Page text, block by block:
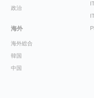
政治
海外
海外総合
韓国
中国